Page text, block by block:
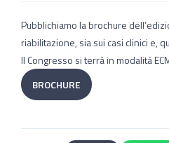
Pubblichiamo la brochure
riabilitazione, sia sui casi clinici e,
Il Congresso si terrà in modalità
BROCHURE